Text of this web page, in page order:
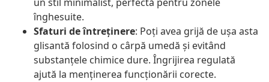
înghesuite.
Sfaturi de întreținere: Poți avea grijă de ușa asta
glisantă folosind o cârpă umedă și evitând
substanțele chimice dure. Îngrijirea regulată
ajută la menținerea funcționării corecte.